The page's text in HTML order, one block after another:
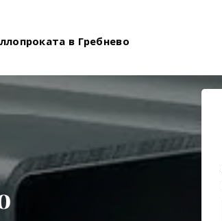
в Гребнево